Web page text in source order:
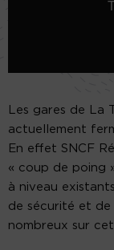
Les gares de La
actuellement
En effet SNCF
« coup de poing
à niveau
de sécurité et
nombreux sur